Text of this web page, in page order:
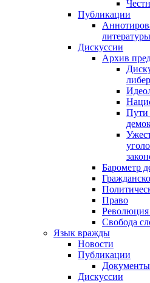
Публикации
литературы
Дискуссии
Архив
Пути
Барометр
Право
Свобода
Язык вражды
Новости
Публикации
Документы
Дискуссии